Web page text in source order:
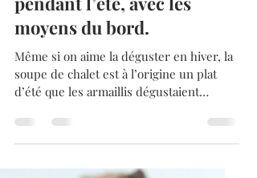
recette née sur les alpages
fribourgeois. Elle
permettait aux armaillis qui
étaient rarement ravitaillés
en légumes, de se nourrir
pendant l’été, avec les
moyens du bord.